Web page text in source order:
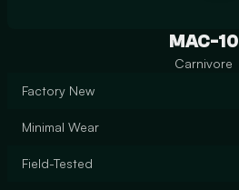
MAC-10
Carnivore
Factory New
Minimal Wear
Field-Tested